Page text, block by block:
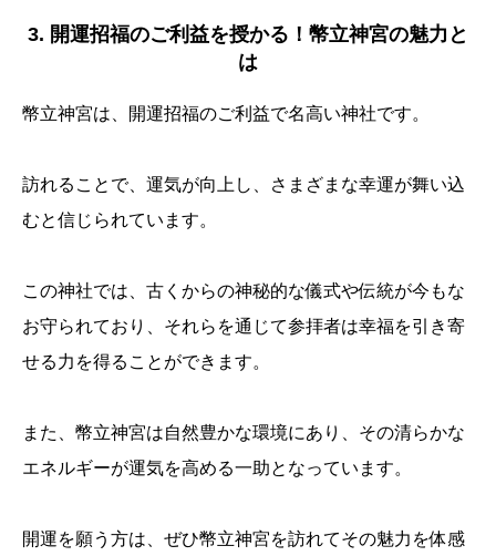
3. 開運招福のご利益を授かる！幣立神宮の魅力と
は
幣立神宮は、開運招福のご利益で名高い神社です。
訪れることで、運気が向上し、さまざまな幸運が舞い込
むと信じられています。
この神社では、古くからの神秘的な儀式や伝統が今もな
お守られており、それらを通じて参拝者は幸福を引き寄
せる力を得ることができます。
また、幣立神宮は自然豊かな環境にあり、その清らかな
エネルギーが運気を高める一助となっています。
開運を願う方は、ぜひ幣立神宮を訪れてその魅力を体感